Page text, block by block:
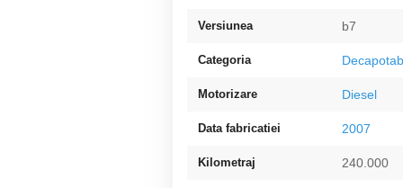
Versiunea b7
Categoria
Motorizare Diesel
Data fabricatiei 2007
Kilometraj 240.000